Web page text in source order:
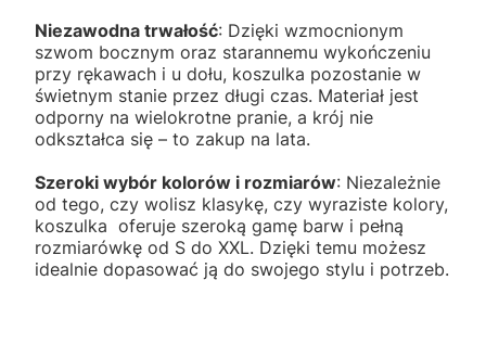
Niezawodna trwałość: Dzięki wzmocnionym
szwom bocznym oraz starannemu wykończeniu
przy rękawach i u dołu, koszulka pozostanie w
świetnym stanie przez długi czas. Materiał jest
odporny na wielokrotne pranie, a krój nie
odkształca się – to zakup na lata.
Szeroki wybór kolorów i rozmiarów: Niezależnie
od tego, czy wolisz klasykę, czy wyraziste kolory,
koszulka oferuje szeroką gamę barw i pełną
rozmiarówkę od S do XXL. Dzięki temu możesz
idealnie dopasować ją do swojego stylu i potrzeb.